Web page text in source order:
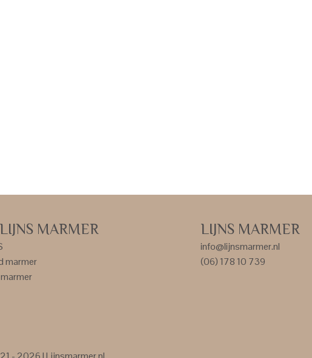
MARMER
marmer
LIJNS MARMER
info@lijnsmarmer.nl
(06) 178 10 739